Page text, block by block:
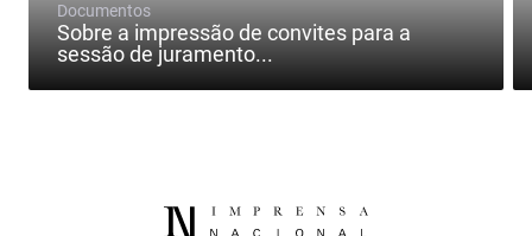
Documentos
Sobre a impressão de convites para a
sessão de juramento...